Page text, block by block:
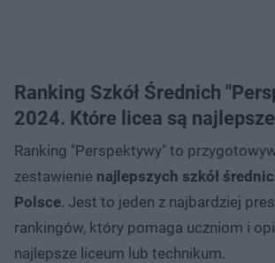
Ranking Szkół Średnich
2024. Które licea są
Ranking "Perspektywy" to
zestawienie najlepszych szkół
Polsce. Jest to jeden z najbardziej
rankingów, który pomaga uczniom i
najlepsze liceum lub technikum.